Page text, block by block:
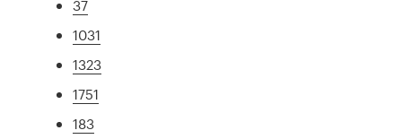
37
1031
1323
1751
183